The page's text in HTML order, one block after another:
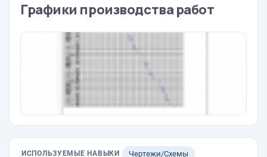
Графики производства работ
ИСПОЛЬЗУЕМЫЕ НАВЫКИ Чертежи/Схемы